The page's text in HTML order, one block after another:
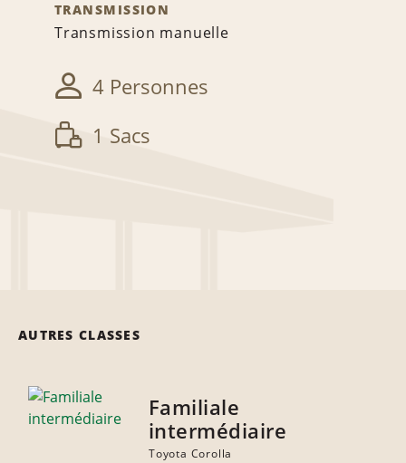
TRANSMISSION
Transmission manuelle
4 Personnes
1 Sacs
AUTRES CLASSES
Familiale
intermédiaire
Toyota Corolla